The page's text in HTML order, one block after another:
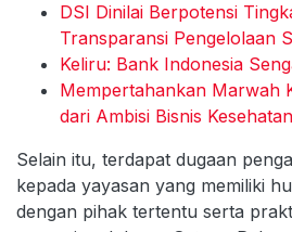
DSI Dinilai Berpotensi
Transparansi Pengelolaan
Keliru: Bank Indonesia
Mempertahankan Marwah
dari Ambisi Bisnis Kesehatan
Selain itu, terdapat dugaan
kepada yayasan yang memiliki
dengan pihak tertentu serta